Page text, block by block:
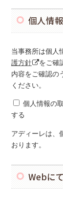
個人情
当事務所は個人
護方針
をご確
内容をご確認の
ください。
個人情報の
する
アディーレは、
おります。
Webに